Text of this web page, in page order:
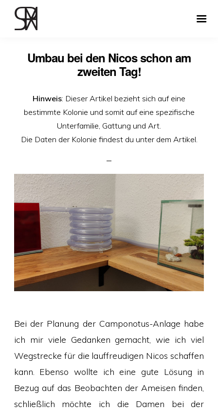
Umbau bei den Nicos schon am
zweiten Tag!
Hinweis: Dieser Artikel bezieht sich auf eine
bestimmte Kolonie und somit auf eine spezifische
Unterfamilie, Gattung und Art.
Die Daten der Kolonie findest du unter dem Artikel.
Bei der Planung der Camponotus-Anlage habe
ich mir viele Gedanken gemacht, wie ich viel
Wegstrecke für die lauffreudigen Nicos schaffen
kann. Ebenso wollte ich eine gute Lösung in
Bezug auf das Beobachten der Ameisen finden,
schließlich möchte ich die Damen bei der